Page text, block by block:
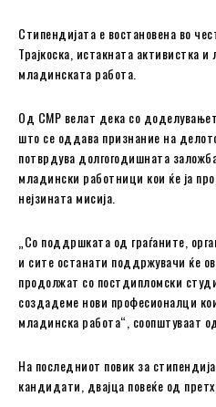
Стипендијата е востановена во
Трајкоска, истакната активистка
младинската работа.
Од СМР велат дека со
што се оддава признание на
потврдува долгогодишната
младински работници кои ќе ја
нејзината мисија.
„Со поддршката од граѓаните,
и сите останати поддржувачи ќе
продолжат со постдипломски
создадеме нови професионалци
младинска работа“, соопштуваат
На последниот повик за
кандидати, двајца повеќе од